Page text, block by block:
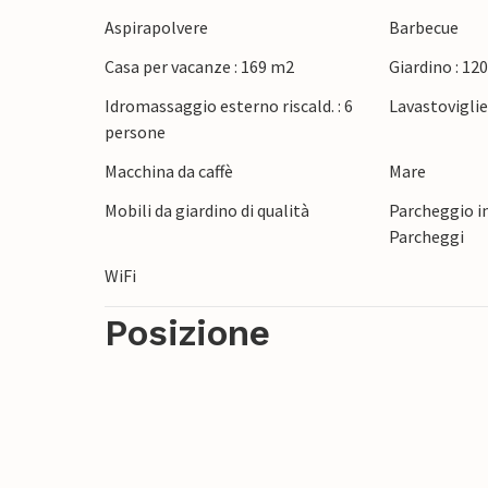
giornate rilassanti in riva al mare.
in bicicletta o fate una gita nella vicina
culturali e i suoi vicoli accoglienti.
e la penisola di Mols Bjerge, con le sue
vacanza indimenticabile.
Aspirapolvere
Barbecue
Casa per vacanze : 169 m2
Giardino :
Idromassaggio esterno riscald. : 6
persone
Lavastoviglie
Macchina da caffè Mare
Mobili da giardino di qualità
Parcheggio
Parcheggi
WiFi
Posizione